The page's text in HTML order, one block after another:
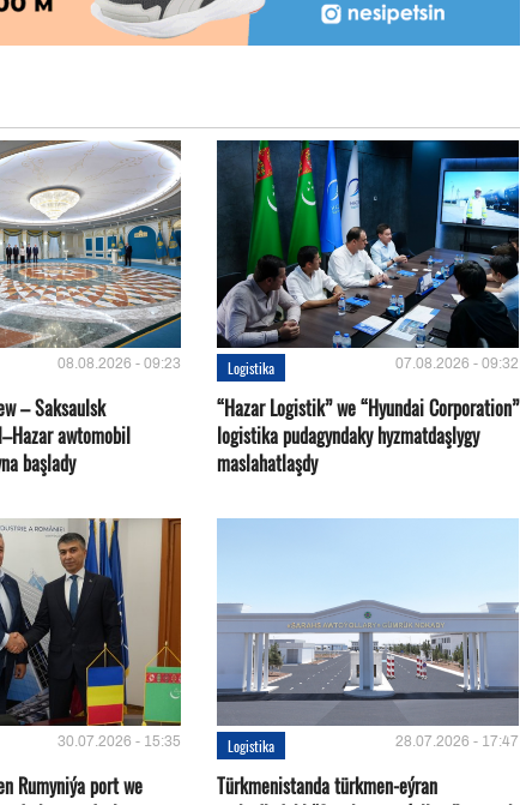
08.08.2026 - 09:23
– Saksaulsk
awtomobil
başlady
Logistika 07.08.2026 - 09:32
“Hazar Logistik” we “Hyundai Corporation”
logistika pudagyndaky hyzmatdaşlygy
maslahatlaşdy
30.07.2026 - 15:35
Rumyniýa port we
Logistika 28.07.2026 - 17:47
Türkmenistanda türkmen-eýran